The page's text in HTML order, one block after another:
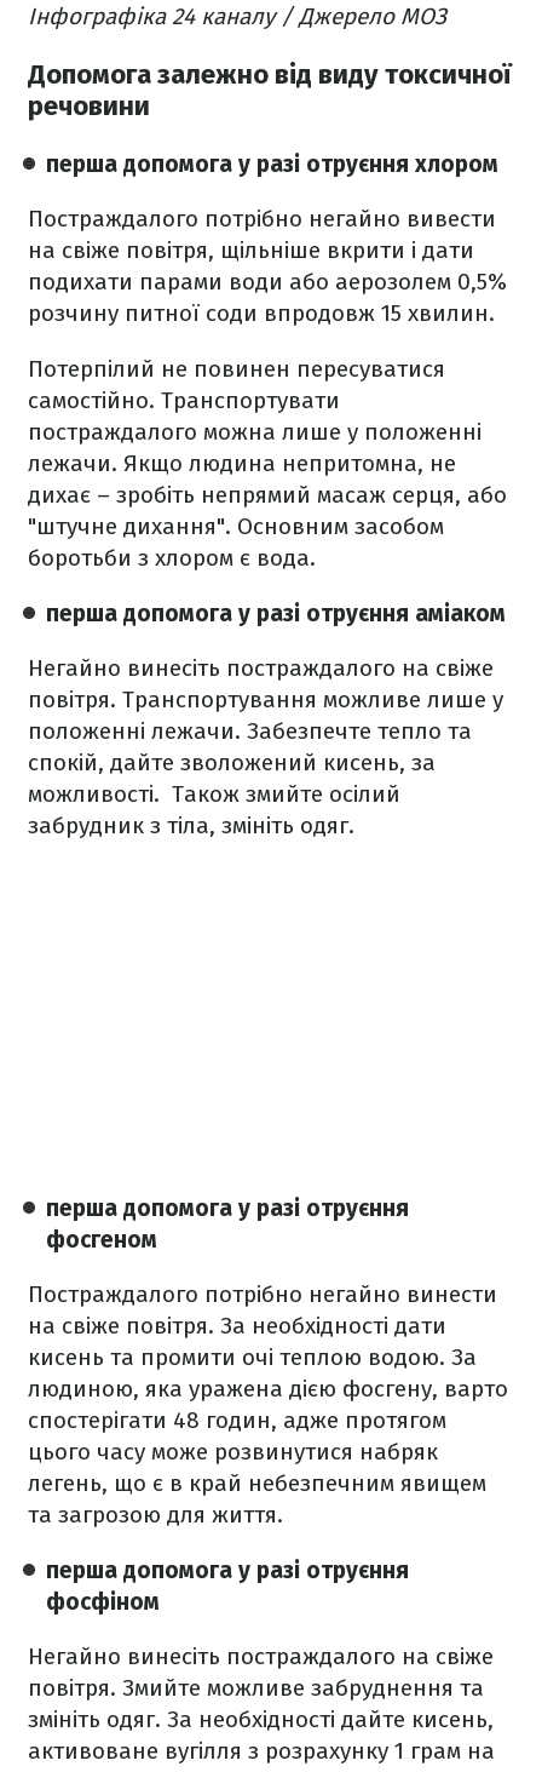
Інфографіка 24 каналу / Джерело МОЗ
Допомога залежно від виду токсичної
речовини
перша допомога у разі отруєння хлором
Постраждалого потрібно негайно вивести
на свіже повітря, щільніше вкрити і дати
подихати парами води або аерозолем 0,5%
розчину питної соди впродовж 15 хвилин.
Потерпілий не повинен пересуватися
самостійно. Транспортувати
постраждалого можна лише у положенні
лежачи. Якщо людина непритомна, не
дихає – зробіть непрямий масаж серця, або
"штучне дихання". Основним засобом
боротьби з хлором є вода.
перша допомога у разі отруєння аміаком
Негайно винесіть постраждалого на свіже
повітря. Транспортування можливе лише у
положенні лежачи. Забезпечте тепло та
спокій, дайте зволожений кисень, за
можливості. Також змийте осілий
забрудник з тіла, змініть одяг.
перша допомога у разі отруєння
фосгеном
Постраждалого потрібно негайно винести
на свіже повітря. За необхідності дати
кисень та промити очі теплою водою. За
людиною, яка уражена дією фосгену, варто
спостерігати 48 годин, адже протягом
цього часу може розвинутися набряк
легень, що є в край небезпечним явищем
та загрозою для життя.
перша допомога у разі отруєння
фосфіном
Негайно винесіть постраждалого на свіже
повітря. Змийте можливе забруднення та
змініть одяг. За необхідності дайте кисень,
активоване вугілля з розрахунку 1 грам на